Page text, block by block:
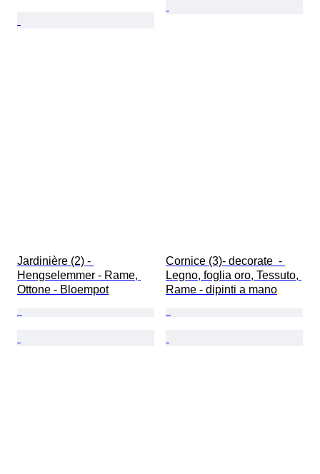
Jardinière (2) -
Hengselemmer - Rame,
Ottone - Bloempot
Cornice (3)- decorate  -
Legno, foglia oro, Tessuto,
Rame - dipinti a mano